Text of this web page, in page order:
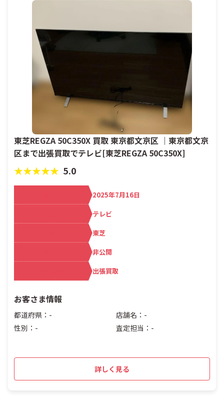
東芝REGZA 50C350X 買取 東京都文京区 ｜東京都文京
区まで出張買取でテレビ[東芝REGZA 50C350X]
★★★★★ 5.0
2025年7月16日
テレビ
東芝
非公開
出張買取
お客さま情報
都道府県：-
店舗名：-
性別：-
査定担当：-
詳しく見る